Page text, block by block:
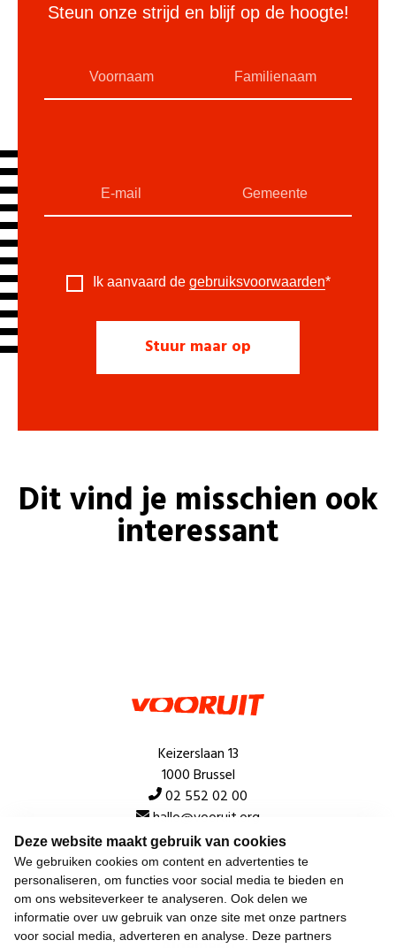
Deze website maakt gebruik van cookies
We gebruiken cookies om content en advertenties te
personaliseren, om functies voor social media te bieden en
om ons websiteverkeer te analyseren. Ook delen we
informatie over uw gebruik van onze site met onze partners
voor social media, adverteren en analyse. Deze partners
Steun onze strijd en blijf op de hoogte!
Ik aanvaard de gebruiksvoorwaarden*
Dit vind je misschien ook
interessant
Keizerslaan 13
1000 Brussel
02 552 02 00
hallo@vooruit.org
Snel
Over de beweging